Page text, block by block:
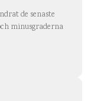
de senaste
minusgraderna